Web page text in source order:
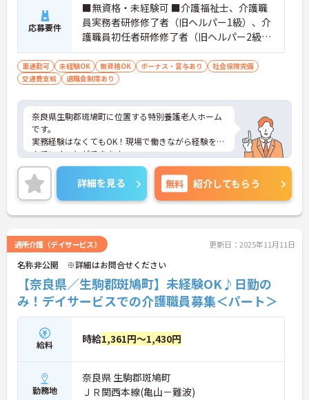
応募要件
■無資格・未経験可 ■介護福祉士、介護職
員実務者研修修了者（旧ヘルパー1級）、介
護職員初任者研修修了者（旧ヘルパー2級）
をお持ちの方歓迎
車通勤可 未経験OK 無資格OK ボーナス・賞与あり
社会保険完備
交通費支給
退職金制度あり
奈良県生駒郡斑鳩町に位置する特別養護老人ホーム
です。
実務経験はなくてもOK！現場で働きながら経験を積
んでいくことができます。
駐車場が完備されていて、自動車・バイク通勤が可
能なため、通勤に便利です。
ご興味をお持ちの方はお気軽にお問い合わせくださ
い。
詳細を見る 無料 紹介してもらう
通所介護（デイサービス） 更新日：2025年11月11日
名称非公開 ※詳細はお問合せください
【奈良県／生駒郡斑鳩町】未経験OK♪日勤の
み！デイサービスでの介護職員募集＜パート＞
給料 時給1,361円～1,430円
勤務地
奈良県 生駒郡斑鳩町
ＪＲ関西本線(亀山－難波)